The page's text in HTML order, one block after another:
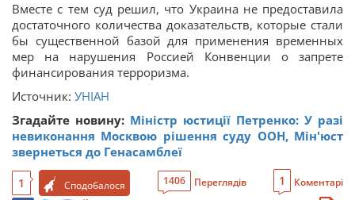
Вместе с тем суд решил, что Украина не предоставила
достаточного количества доказательств, которые стали
бы существенной базой для применения временных
мер на нарушения Россией Конвенции о запрете
финансирования терроризма.
Источник: УНІАН
Згадайте новину: Міністр юстиції Петренко: У разі
невиконання Москвою рішення суду ООН, Мін'юст
звернеться до Генасамблеї
1 Сподобалося 1406 Переглядів 1 Коментарі